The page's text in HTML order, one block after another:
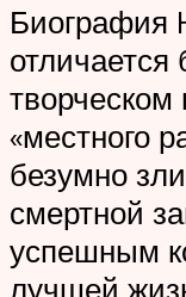
Биография
«местного
безумно
смертной
успешным
лучшей